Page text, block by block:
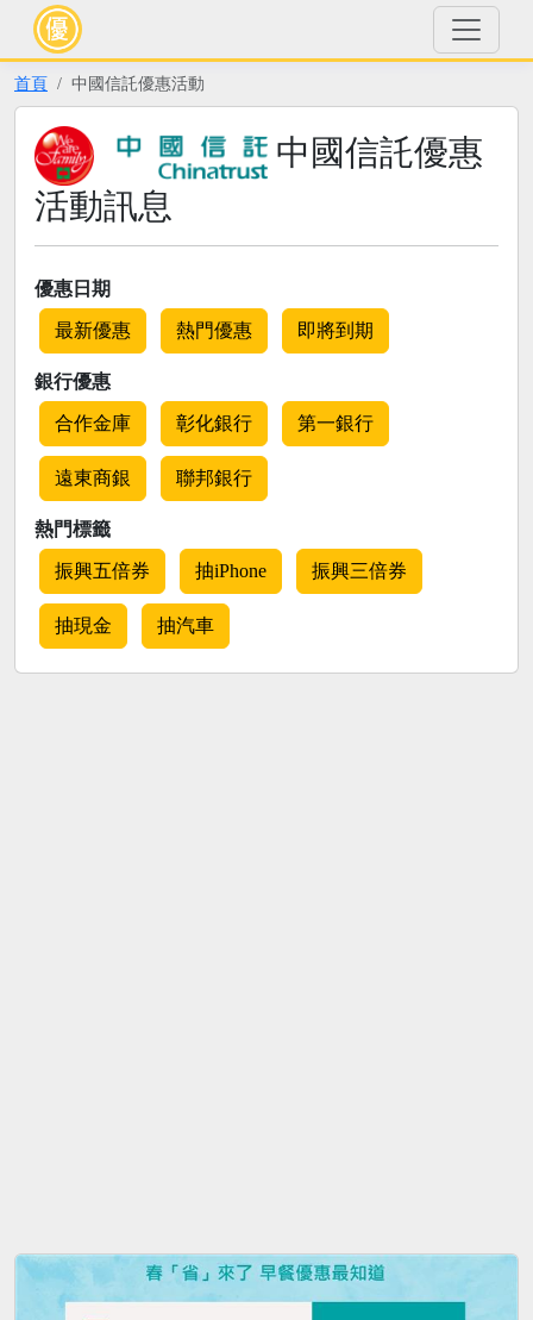
首頁 中國信託優惠活動
中國信託優惠
活動訊息
優惠日期
最新優惠 熱門優惠 即將到期
銀行優惠
合作金庫 彰化銀行 第一銀行
遠東商銀 聯邦銀行
熱門標籤
振興五倍券 抽iPhone 振興三倍券
抽現金 抽汽車